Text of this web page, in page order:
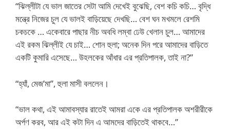
“ঝিল্লীটা যে ভাল জাতের সেটা আমি দেখেই বুঝেছি, বেশ কচি কচি… বৃদ্ধি
মন্ত্রে নিজের চুল যে ভালই বাড়িয়েছে দেখছি… বেশ ঘন মখমলে রেশমি
চকচকে … একেবারে পাছার নীচ অবধি লম্বা ঢেউ খেলান চুল… আমাদের
এই রকম ঝিল্লীই যে চাই… শোন হুলা; অনেক দিন পরে আমাদের বাড়িতে
একটি কুমারি এসেছে… উহলকের আঁধার এর প্রতিপালক, তাই না?”
“হ্যাঁ, মেজ’মা”, হুলা মাসী বললেন।
“ভাল কথা, এই আমাবস্যার রাতেই আমরা একে এর প্রতিপালক অশরীরীকে
অর্পণ করব, আর এই কটা দিন এ আমদের বাড়িতেই থাকবে…”